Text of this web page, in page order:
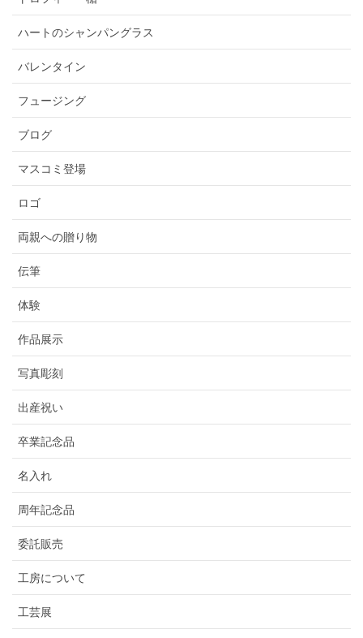
ハートのシャンパングラス
バレンタイン
フュージング
ブログ
マスコミ登場
ロゴ
両親への贈り物
伝筆
体験
作品展示
写真彫刻
出産祝い
卒業記念品
名入れ
周年記念品
委託販売
工房について
工芸展